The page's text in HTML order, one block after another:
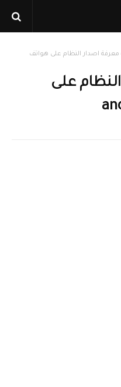
اصدار النظام على هواتف
على